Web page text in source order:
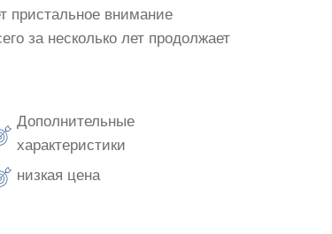
пристальное внимание
за несколько лет продолжает
Дополнительные
характеристики
низкая цена